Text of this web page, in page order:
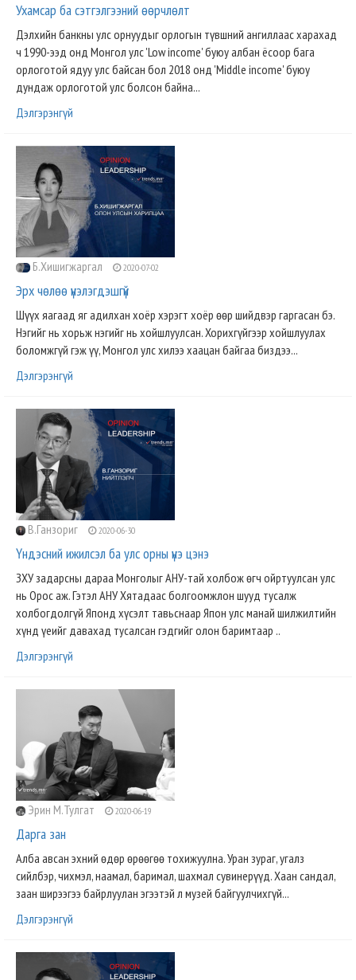
Ухамсар ба сэтгэлгээний өөрчлөлт
Дэлхийн банкны улс орнуудыг орлогын түвшний ангиллаас харахад
ч 1990-ээд онд Монгол улс 'Low income' буюу албан ёсоор бага
орлоготой ядуу улс байсан бол 2018 онд 'Middle income' буюу
дундаж орлоготой улс болсон байна...
Дэлгэрэнгүй
Б.Хишигжаргал 2020-07-02
Эрх чөлөө үнэлэгдэшгүй
Шүүх яагаад яг адилхан хоёр хэрэгт хоёр өөр шийдвэр гаргасан бэ.
Нэгийг нь хорьж нэгийг нь хойшлуулсан. Хорихгүйгээр хойшлуулах
боломжгүй гэж үү, Монгол улс хилээ хаацан байгаа биздээ...
Дэлгэрэнгүй
В.Ганзориг 2020-06-30
Үндэсний ижилсэл ба улс орны үнэ цэнэ
ЗХУ задарсны дараа Монголыг АНУ-тай холбож өгч ойртуулсан улс
нь Орос аж. Гэтэл АНУ Хятадаас болгоомжлон шууд тусалж
холбогдолгүй Японд хүсэлт тавьснаар Япон улс манай шилжилтийн
хүнд үеийг давахад тусалсан гэдгийг олон баримтаар ..
Дэлгэрэнгүй
Эрин М.Тулгат 2020-06-19
Дарга зан
Алба авсан эхний өдөр өрөөгөө тохижуулна. Уран зураг, угалз
сийлбэр, чихмэл, наамал, баримал, шахмал сувинерүүд. Хаан сандал,
заан ширээгээ байрлуулан эгээтэй л музей байгуулчихгүй...
Дэлгэрэнгүй